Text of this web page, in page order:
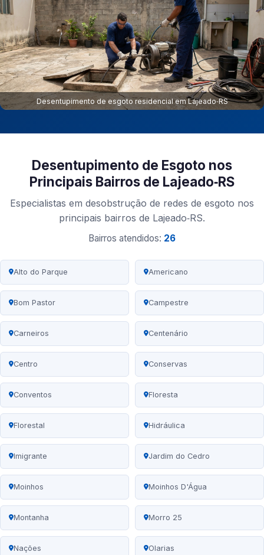
Desentupimento de esgoto residencial em Lajeado‑RS
Desentupimento de Esgoto nos
Principais Bairros de Lajeado‑RS
Especialistas em desobstrução de redes de esgoto nos
principais bairros de Lajeado‑RS.
Bairros atendidos: 26
Alto do Parque Americano
Bom Pastor Campestre
Carneiros Centenário
Centro Conservas
Conventos Floresta
Florestal Hidráulica
Imigrante Jardim do Cedro
Moinhos Moinhos D'Água
Montanha Morro 25
Nações Olarias